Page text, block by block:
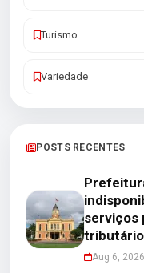
Turismo
Variedade
POSTS RECENTES
serviços
tributário
Aug 6, 2026